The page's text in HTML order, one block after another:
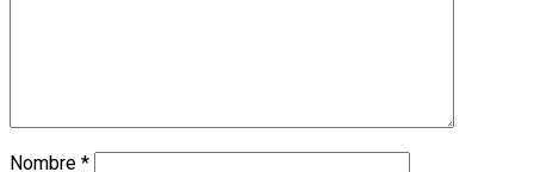
Nombre *